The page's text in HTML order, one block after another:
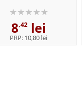
8,42 lei
PRP: 10,80 lei